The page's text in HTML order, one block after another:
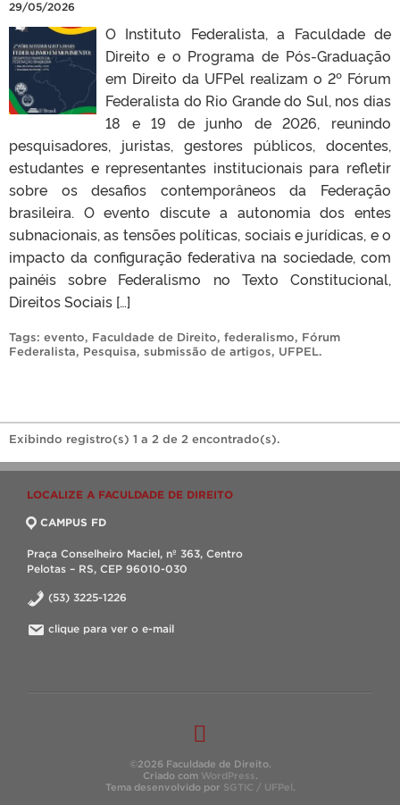
29/05/2026
O Instituto Federalista, a Faculdade de
Direito e o Programa de Pós-Graduação
em Direito da UFPel realizam o 2º Fórum
Federalista do Rio Grande do Sul, nos dias
18 e 19 de junho de 2026, reunindo
pesquisadores, juristas, gestores públicos, docentes,
estudantes e representantes institucionais para refletir
sobre os desafios contemporâneos da Federação
brasileira. O evento discute a autonomia dos entes
subnacionais, as tensões políticas, sociais e jurídicas, e o
impacto da configuração federativa na sociedade, com
painéis sobre Federalismo no Texto Constitucional,
Direitos Sociais […]
Tags: evento, Faculdade de Direito, federalismo, Fórum
Federalista, Pesquisa, submissão de artigos, UFPEL.
Exibindo registro(s) 1 a 2 de 2 encontrado(s).
LOCALIZE A FACULDADE DE DIREITO
CAMPUS FD
Praça Conselheiro Maciel, nº 363, Centro
Pelotas – RS, CEP 96010-030
(53) 3225-1226
clique para ver o e-mail
©2026 Faculdade de Direito.
Criado com WordPress.
Tema desenvolvido por SGTIC / UFPel.